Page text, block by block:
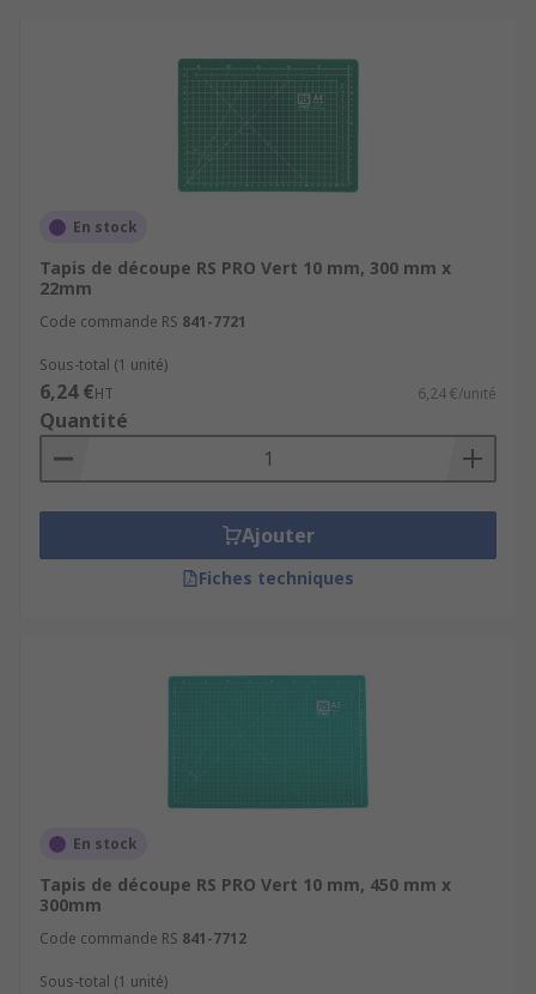
En stock
Tapis de découpe RS PRO Vert 10 mm, 300 mm x
22mm
Code commande RS 841-7721
Sous-total (1 unité)
6,24 €HT 6,24 €/unité
Quantité
Ajouter
Fiches techniques
En stock
Tapis de découpe RS PRO Vert 10 mm, 450 mm x
300mm
Code commande RS 841-7712
Sous-total (1 unité)